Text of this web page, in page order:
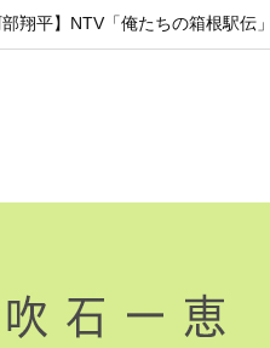
翔平】NTV「俺たちの箱根駅伝